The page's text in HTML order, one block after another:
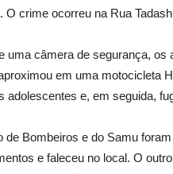
O crime ocorreu na Rua
uma câmera de segurança,
em uma motocicleta
adolescentes e, em seguida,
de Bombeiros e do Samu
e faleceu no local. O